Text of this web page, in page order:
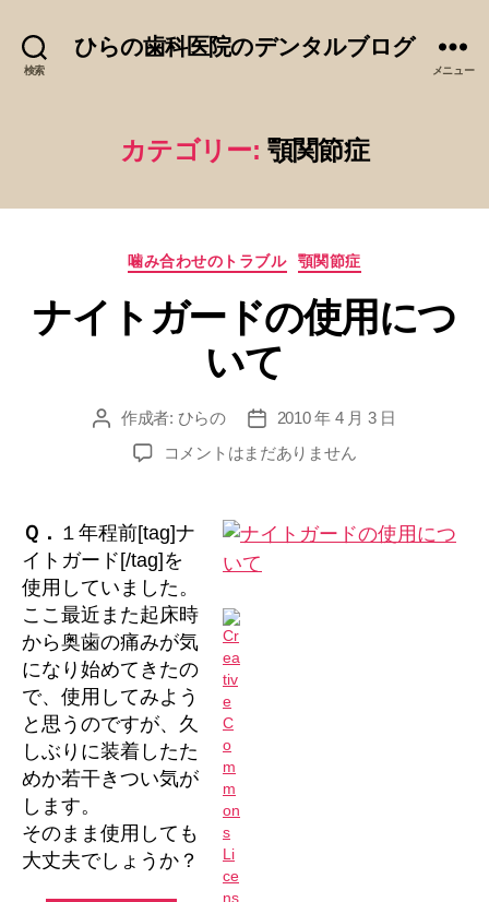
検索
ひらの歯科医院のデンタルブログ
メニュー
カテゴリー: 顎関節症
カ
ゴ
リ
ー
噛み合わせのトラブル 顎関節症
ナイトガードの使用につ
いて
投 作成者: ひらの
投
稿
日
2010 年 4 月 3 日
ナ
ガ
ー
ド
の
使
用
に
つ
て
へ
の
コメントはまだありません
Ｑ． １年程前[tag]ナ
イトガード[/tag]を
使用していました。
ここ最近また起床時
から奥歯の痛みが気
になり始めてきたの
で、使用してみよう
と思うのですが、久
しぶりに装着したた
めか若干きつい気が
します。
そのまま使用しても
大丈夫でしょうか？